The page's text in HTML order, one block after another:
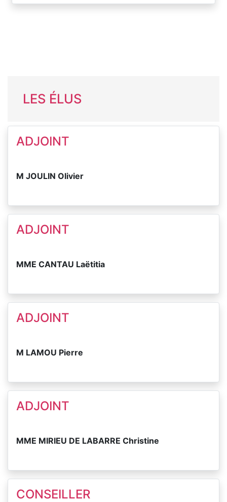
LES ÉLUS
ADJOINT
M JOULIN Olivier
ADJOINT
MME CANTAU Laëtitia
ADJOINT
M LAMOU Pierre
ADJOINT
MME MIRIEU DE LABARRE Christine
CONSEILLER